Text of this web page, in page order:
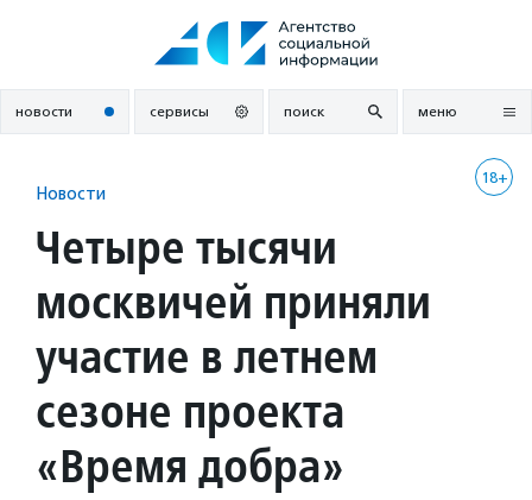
новости сервисы поиск меню
18+
Новости
Четыре тысячи
москвичей приняли
участие в летнем
сезоне проекта
«Время добра»